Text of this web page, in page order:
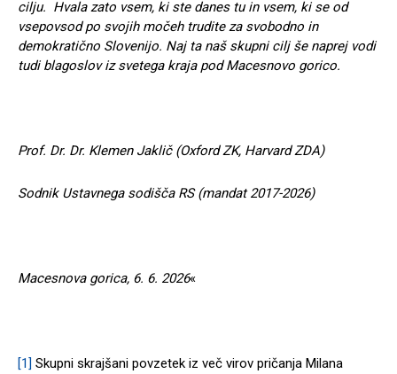
cilju. Hvala zato vsem, ki ste danes tu in vsem, ki se od
vsepovsod po svojih močeh trudite za svobodno in
demokratično Slovenijo. Naj ta naš skupni cilj še naprej vodi
tudi blagoslov iz svetega kraja pod Macesnovo gorico.
Prof. Dr. Dr. Klemen Jaklič (Oxford ZK, Harvard ZDA)
Sodnik Ustavnega sodišča RS (mandat 2017-2026)
Macesnova gorica, 6. 6. 2026«
[1] Skupni skrajšani povzetek iz več virov pričanja Milana